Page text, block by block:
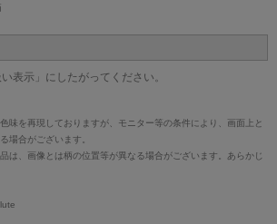
表示」にしたがってください。
味を再現しておりますが、モニター等の条件により、画面上と
場合がございます。
は、画像とは柄の位置等が異なる場合がございます。あらかじ